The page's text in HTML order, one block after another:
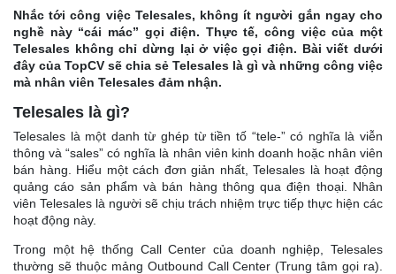
Nhắc tới công việc Telesales, không ít người gắn ngay cho
nghề này “cái mác” gọi điện. Thực tế, công việc của một
Telesales không chỉ dừng lại ở việc gọi điện. Bài viết dưới
đây của TopCV sẽ chia sẻ Telesales là gì và những công việc
mà nhân viên Telesales đảm nhận.
Telesales là gì?
Telesales là một danh từ ghép từ tiền tố “tele-” có nghĩa là viễn
thông và “sales” có nghĩa là nhân viên kinh doanh hoặc nhân viên
bán hàng. Hiểu một cách đơn giản nhất, Telesales là hoạt động
quảng cáo sản phẩm và bán hàng thông qua điện thoại. Nhân
viên Telesales là người sẽ chịu trách nhiệm trực tiếp thực hiện các
hoạt động này.
Trong một hệ thống Call Center của doanh nghiệp, Telesales
thường sẽ thuộc mảng Outbound Call Center (Trung tâm gọi ra).